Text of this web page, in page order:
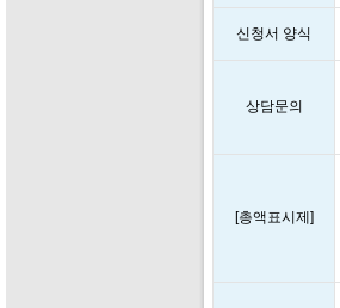
신청서 양식
상담문의
[총액표시제]